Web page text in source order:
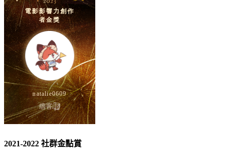
2021-2022 社群金點賞